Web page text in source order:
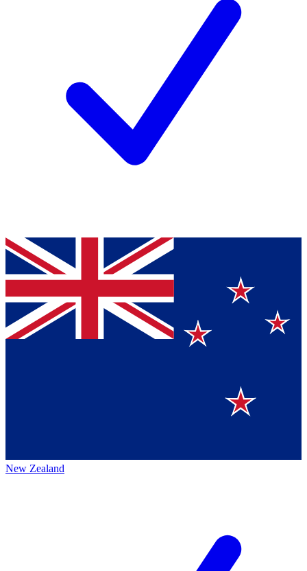
New Zealand